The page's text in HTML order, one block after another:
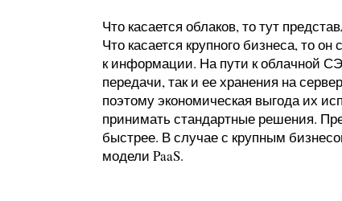
Что касается облаков, то тут
Что касается крупного бизнеса, то
к информации. На пути к облачной
передачи, так и ее хранения на
поэтому экономическая выгода их
принимать стандартные решения.
быстрее. В случае с крупным
модели PaaS.